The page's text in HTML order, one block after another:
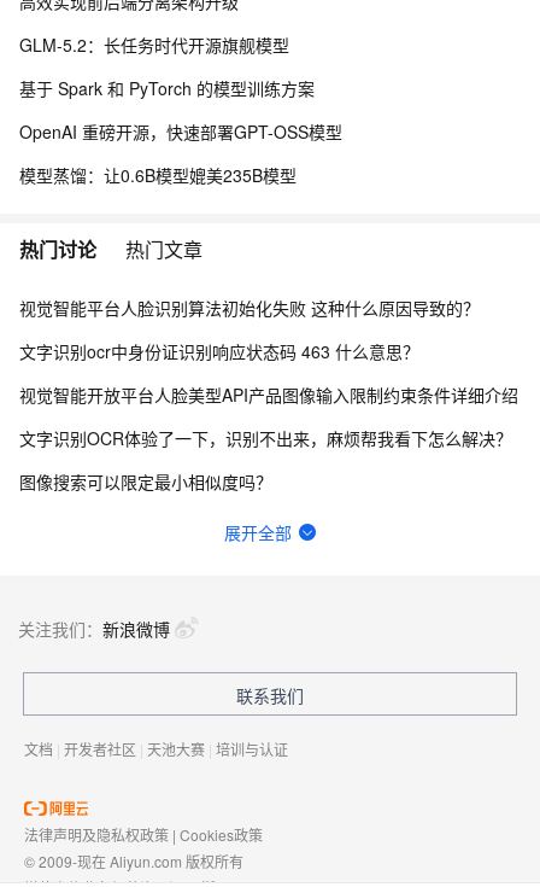
GLM-5.2：长任务时代开源旗舰模型
基于 Spark 和 PyTorch 的模型训练方案
OpenAI 重磅开源，快速部署GPT-OSS模型
模型蒸馏：让0.6B模型媲美235B模型
热门讨论 热门文章
视觉智能平台人脸识别算法初始化失败 这种什么原因导致的？
文字识别ocr中身份证识别响应状态码 463 什么意思？
视觉智能开放平台人脸美型API产品图像输入限制约束条件详细介绍
文字识别OCR体验了一下，识别不出来，麻烦帮我看下怎么解决？
图像搜索可以限定最小相似度吗？
OCR增值税发票识别调用错误：怎么解决？
文字识别OCR报错463怎么处理？
文字识别OCR目前有哪些情况会导致识别失败？
展开全部
关注我们： 新浪微博
联系我们
文档 | 开发者社区 | 天池大赛 | 培训与认证
法律声明及隐私权政策 | Cookies政策
© 2009-现在 Aliyun.com 版权所有